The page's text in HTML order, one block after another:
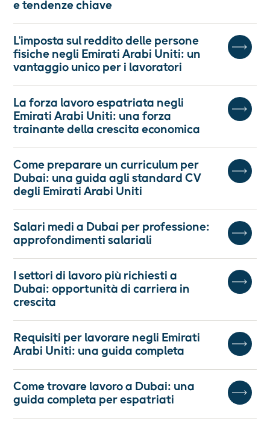
e tendenze chiave
L'imposta sul reddito delle persone
fisiche negli Emirati Arabi Uniti: un
vantaggio unico per i lavoratori
La forza lavoro espatriata negli
Emirati Arabi Uniti: una forza
trainante della crescita economica
Come preparare un curriculum per
Dubai: una guida agli standard CV
degli Emirati Arabi Uniti
Salari medi a Dubai per professione:
approfondimenti salariali
I settori di lavoro più richiesti a
Dubai: opportunità di carriera in
crescita ‍
Requisiti per lavorare negli Emirati
Arabi Uniti: una guida completa
Come trovare lavoro a Dubai: una
guida completa per espatriati